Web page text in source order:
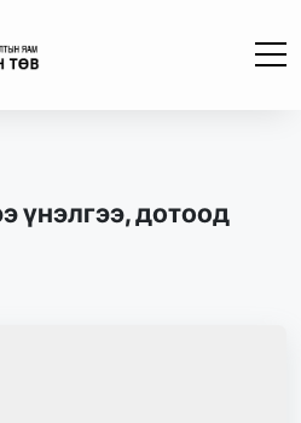
үнэлгээ, дотоод